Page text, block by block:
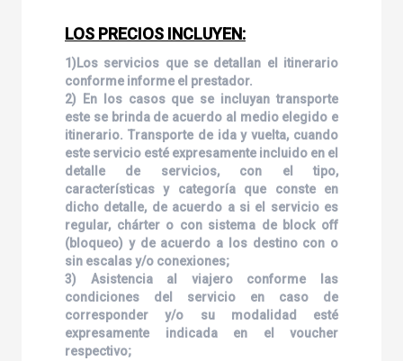
LOS PRECIOS INCLUYEN:
1)Los servicios que se detallan el itinerario
conforme informe el prestador.
2) En los casos que se incluyan transporte
este se brinda de acuerdo al medio elegido e
itinerario. Transporte de ida y vuelta, cuando
este servicio esté expresamente incluido en el
detalle de servicios, con el tipo,
características y categoría que conste en
dicho detalle, de acuerdo a si el servicio es
regular, chárter o con sistema de block off
(bloqueo) y de acuerdo a los destino con o
sin escalas y/o conexiones;
3) Asistencia al viajero conforme las
condiciones del servicio en caso de
corresponder y/o su modalidad esté
expresamente indicada en el voucher
respectivo;